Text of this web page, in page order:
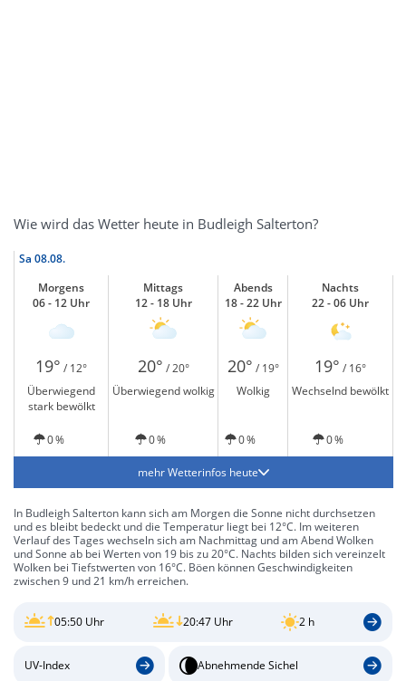
Wie wird das Wetter heute in Budleigh Salterton?
Sa 08.08.
Morgens
06 - 12 Uhr
Mittags
12 - 18 Uhr
Abends
18 - 22 Uhr
Nachts
22 - 06 Uhr
19° / 12° 20° / 20° 20° / 19° 19° / 16°
Überwiegend
stark bewölkt
Überwiegend wolkig Wolkig Wechselnd bewölkt
0 % 0 % 0 % 0 %
mehr Wetterinfos heute
In Budleigh Salterton kann sich am Morgen die Sonne nicht durchsetzen
und es bleibt bedeckt und die Temperatur liegt bei 12°C. Im weiteren
Verlauf des Tages wechseln sich am Nachmittag und am Abend Wolken
und Sonne ab bei Werten von 19 bis zu 20°C. Nachts bilden sich vereinzelt
Wolken bei Tiefstwerten von 16°C. Böen können Geschwindigkeiten
zwischen 9 und 21 km/h erreichen.
05:50 Uhr 20:47 Uhr 2 h
UV-Index Abnehmende Sichel